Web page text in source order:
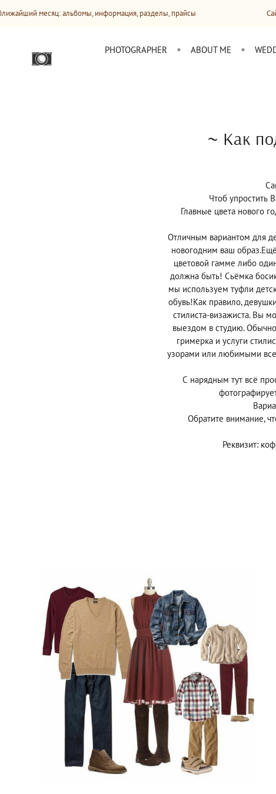
PHOTOGRAPHER ABOUT ME
~ Как
Чтоб упростить
Главные цвета нового
Отличным вариантом для
новогодним ваш
цветовой гамме либо
должна быть! Сьёмка
мы используем туфли
обувь!Как правило,
стилиста-визажиста. Вы
выездом в студию.
гримерка и услуги
узорами или любимыми
С нарядным тут всё
Обратите внимание,
Реквизит:
альбомы, информация, разделы, прайсы Сайт будет